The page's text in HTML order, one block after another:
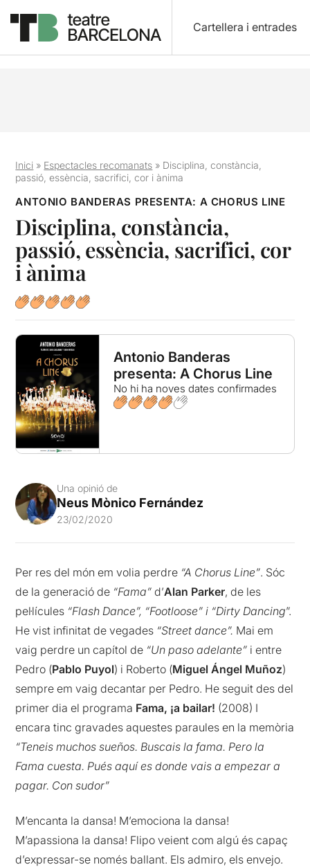
Cartellera i entrades
Inici » Espectacles recomanats » Disciplina, constància,
passió, essència, sacrifici, cor i ànima
ANTONIO BANDERAS PRESENTA: A CHORUS LINE
Disciplina, constància,
passió, essència, sacrifici, cor
i ànima
Antonio Banderas
presenta: A Chorus Line
No hi ha noves dates confirmades
Una opinió de
Neus Mònico Fernández
23/02/2020
Per res del món em volia perdre “A Chorus Line”. Sóc
de la generació de “Fama” d’Alan Parker, de les
pel·lícules “Flash Dance”, “Footloose” i “Dirty Dancing”.
He vist infinitat de vegades “Street dance”. Mai em
vaig perdre un capítol de “Un paso adelante” i entre
Pedro (Pablo Puyol) i Roberto (Miguel Ángel Muñoz)
sempre em vaig decantar per Pedro. He seguit des del
primer dia el programa Fama, ¡a bailar! (2008) I
encara tinc gravades aquestes paraules en la memòria
“Teneis muchos sueños. Buscais la fama. Pero la
Fama cuesta. Pués aquí es donde vais a empezar a
pagar. Con sudor”
M’encanta la dansa! M’emociona la dansa!
M’apassiona la dansa! Flipo veient com algú és capaç
d’expressar-se només ballant. Els admiro, els envejo.